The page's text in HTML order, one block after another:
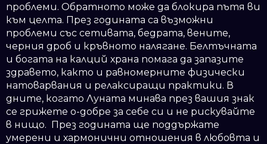
проблеми. Обратното може да блокира пътя ви
към целта. През годината са възможни
проблеми със сетивата, бедрата, вените,
черния дроб и кръвното налягане. Белтъчната
и богата на калций храна помага да запазите
здравето, както и равномерните физически
натоварвания и релаксиращи практики. В
дните, когато Луната минава през вашия знак
се грижете о-добре за себе си и не рискувайте
в нищо. През годината ще поддържате
умерени и хармонични отношения в любовта и